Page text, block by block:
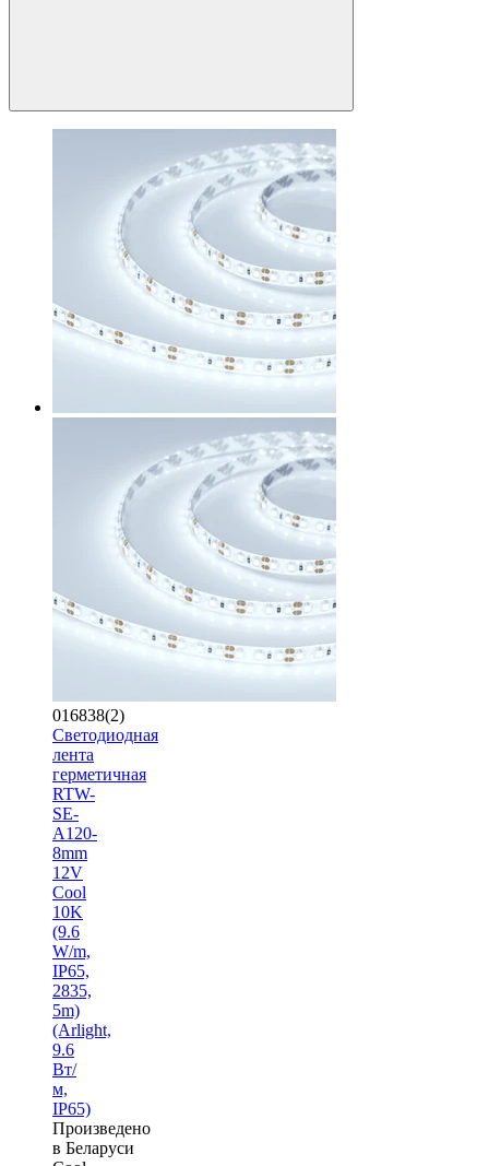
016838(2)
Светодиодная
лента
герметичная
RTW-
SE-
A120-
8mm
12V
Cool
10K
(9.6
W/m,
IP65,
2835,
5m)
(Arlight,
9.6
Вт/
м,
IP65)
Произведено
в Беларуси